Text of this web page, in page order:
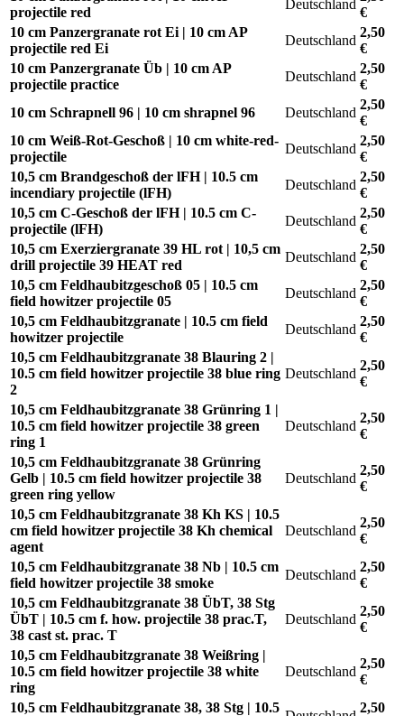
projectile red
Deutschland
€
10 cm Panzergranate rot Ei | 10 cm AP
projectile red Ei
Deutschland
2,50
€
10 cm Panzergranate Üb | 10 cm AP
projectile practice
Deutschland
2,50
€
10 cm Schrapnell 96 | 10 cm shrapnel 96
Deutschland
2,50
€
10 cm Weiß-Rot-Geschoß | 10 cm white-red-
projectile
Deutschland
2,50
€
10,5 cm Brandgeschoß der lFH | 10.5 cm
incendiary projectile (lFH)
Deutschland
2,50
€
10,5 cm C-Geschoß der lFH | 10.5 cm C-
projectile (lFH)
Deutschland
2,50
€
10,5 cm Exerziergranate 39 HL rot | 10,5 cm
drill projectile 39 HEAT red
Deutschland
2,50
€
10,5 cm Feldhaubitzgeschoß 05 | 10.5 cm
field howitzer projectile 05
Deutschland
2,50
€
10,5 cm Feldhaubitzgranate | 10.5 cm field
howitzer projectile
Deutschland
2,50
€
10,5 cm Feldhaubitzgranate 38 Blauring 2 |
10.5 cm field howitzer projectile 38 blue ring
2
Deutschland
2,50
€
10,5 cm Feldhaubitzgranate 38 Grünring 1 |
10.5 cm field howitzer projectile 38 green
ring 1
Deutschland
2,50
€
10,5 cm Feldhaubitzgranate 38 Grünring
Gelb | 10.5 cm field howitzer projectile 38
green ring yellow
Deutschland
2,50
€
10,5 cm Feldhaubitzgranate 38 Kh KS | 10.5
cm field howitzer projectile 38 Kh chemical
agent
Deutschland
2,50
€
10,5 cm Feldhaubitzgranate 38 Nb | 10.5 cm
field howitzer projectile 38 smoke
Deutschland
2,50
€
10,5 cm Feldhaubitzgranate 38 ÜbT, 38 Stg
ÜbT | 10.5 cm f. how. projectile 38 prac.T,
38 cast st. prac. T
Deutschland
2,50
€
10,5 cm Feldhaubitzgranate 38 Weißring |
10.5 cm field howitzer projectile 38 white
ring
Deutschland
2,50
€
10,5 cm Feldhaubitzgranate 38, 38 Stg | 10.5
2,50